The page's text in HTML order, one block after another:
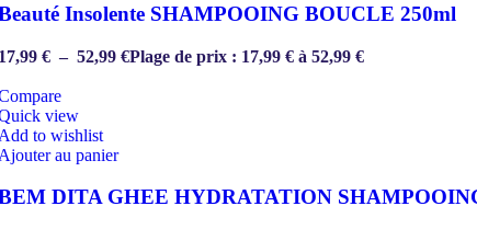
Insolente SHAMPOOING BOUCLE 250ml
€ – 52,99 €Plage de prix : 17,99 € à 52,99 €
view
to wishlist
au panier
DITA GHEE HYDRATATION